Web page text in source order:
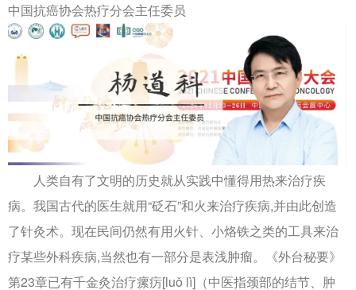
中国抗癌协会热疗分会主任委员
人类自有了文明的历史就从实践中懂得用热来治疗疾
病。我国古代的医生就用“砭石”和火来治疗疾病,并由此创造
了针灸术。现在民间仍然有用火针、小烙铁之类的工具来治
疗某些外科疾病,当然也有一部分是表浅肿瘤。《外台秘要》
第23章已有千金灸治疗瘰疠[luǒ lì]（中医指颈部的结节、肿